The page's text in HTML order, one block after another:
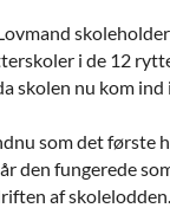
i de 12
skolen nu kom ind
som det første
den fungerede
af